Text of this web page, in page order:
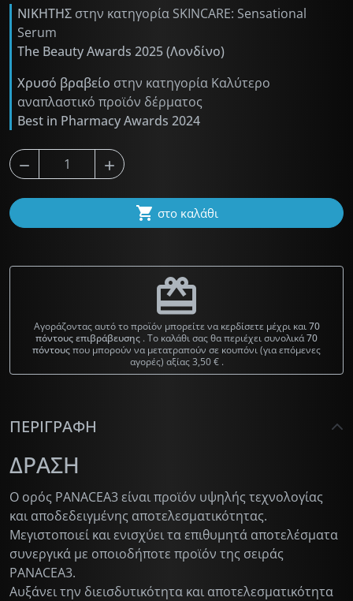
ΝΙΚΗΤΗΣ στην κατηγορία SKINCARE: Sensational
Serum
The Beauty Awards 2025 (Λονδίνο)
Χρυσό βραβείο στην κατηγορία Καλύτερο
αναπλαστικό προϊόν δέρματος
Best in Pharmacy Awards 2024
 
 στο καλάθι
redeem
Αγοράζοντας αυτό το προϊόν μπορείτε να κερδίσετε μέχρι και70
πόντους επιβράβευσης . Το καλάθι σας θα περιέχει συνολικά70
πόντουςπου μπορούν να μετατραπούν σε κουπόνι (για επόμενες
αγορές) αξίας3,50 €.
ΠΕΡΙΓΡΑΦΉ
ΔΡΑΣΗ
Ο ορός PANACEA3 είναι προϊόν υψηλής τεχνολογίας
και αποδεδειγμένης αποτελεσματικότητας.
Μεγιστοποιεί και ενισχύει τα επιθυμητά αποτελέσματα
συνεργικά με οποιοδήποτε προϊόν της σειράς
PANACEA3.
Αυξάνει την διεισδυτικότητα και αποτελεσματικότητα